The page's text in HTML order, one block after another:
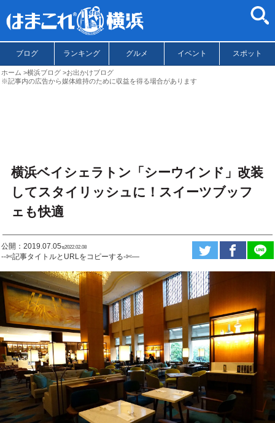
ブログ ランキング グルメ イベント スポット
ホーム 横浜ブログ
お出かけブログ
※記事内の広告から媒体維持のために収益を得る場合があります
横浜ベイシェラトン「シーウインド」改装
してスタイリッシュに！スイーツブッフ
ェも快適
公開：2019.07.05ಇ2022.02.08
--✄記事タイトルとURLをコピーする-✄—